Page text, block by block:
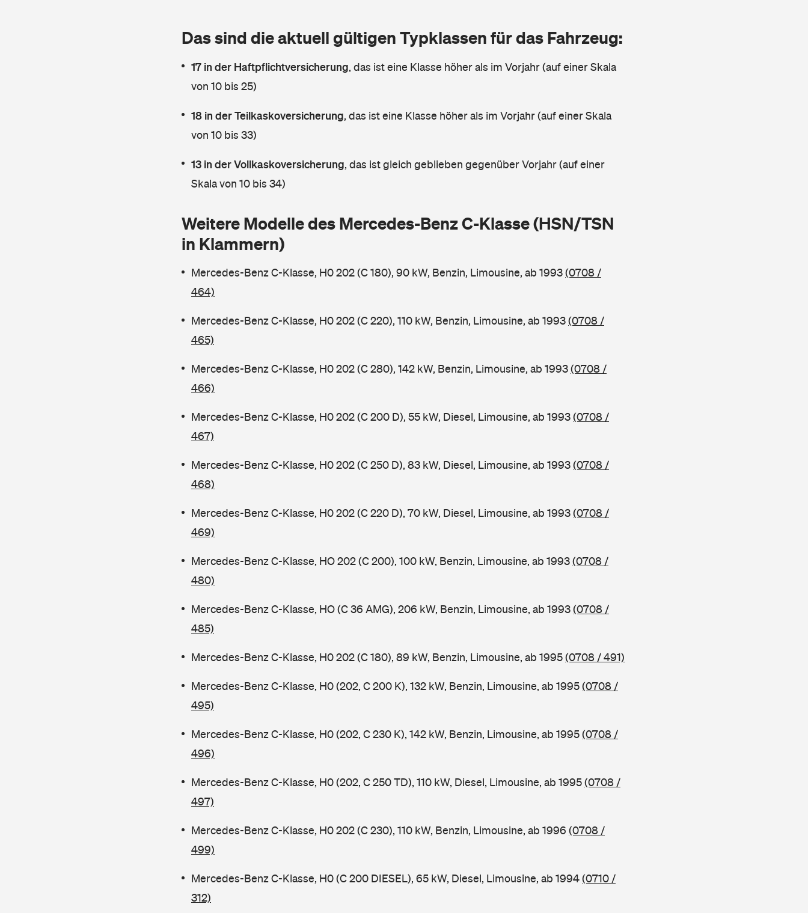
Das sind die aktuell gültigen Typklassen für das Fahrzeug:
17 in der Haftpflichtversicherung, das ist eine Klasse höher als im Vorjahr (auf einer Skala
von 10 bis 25)
18 in der Teilkaskoversicherung, das ist eine Klasse höher als im Vorjahr (auf einer Skala
von 10 bis 33)
13 in der Vollkaskoversicherung, das ist gleich geblieben gegenüber Vorjahr (auf einer
Skala von 10 bis 34)
Weitere Modelle des Mercedes-Benz C-Klasse (HSN/TSN
in Klammern)
Mercedes-Benz C-Klasse, H0 202 (C 180), 90 kW, Benzin, Limousine, ab 1993(0708 /
464)
Mercedes-Benz C-Klasse, H0 202 (C 220), 110 kW, Benzin, Limousine, ab 1993(0708 /
465)
Mercedes-Benz C-Klasse, H0 202 (C 280), 142 kW, Benzin, Limousine, ab 1993(0708 /
466)
Mercedes-Benz C-Klasse, H0 202 (C 200 D), 55 kW, Diesel, Limousine, ab 1993(0708 /
467)
Mercedes-Benz C-Klasse, H0 202 (C 250 D), 83 kW, Diesel, Limousine, ab 1993(0708 /
468)
Mercedes-Benz C-Klasse, H0 202 (C 220 D), 70 kW, Diesel, Limousine, ab 1993(0708 /
469)
Mercedes-Benz C-Klasse, HO 202 (C 200), 100 kW, Benzin, Limousine, ab 1993(0708 /
480)
Mercedes-Benz C-Klasse, HO (C 36 AMG), 206 kW, Benzin, Limousine, ab 1993(0708 /
485)
Mercedes-Benz C-Klasse, H0 202 (C 180), 89 kW, Benzin, Limousine, ab 1995(0708 / 491)
Mercedes-Benz C-Klasse, H0 (202, C 200 K), 132 kW, Benzin, Limousine, ab 1995(0708 /
495)
Mercedes-Benz C-Klasse, H0 (202, C 230 K), 142 kW, Benzin, Limousine, ab 1995(0708 /
496)
Mercedes-Benz C-Klasse, H0 (202, C 250 TD), 110 kW, Diesel, Limousine, ab 1995(0708 /
497)
Mercedes-Benz C-Klasse, H0 202 (C 230), 110 kW, Benzin, Limousine, ab 1996 (0708 /
499)
Mercedes-Benz C-Klasse, H0 (C 200 DIESEL), 65 kW, Diesel, Limousine, ab 1994(0710 /
312)